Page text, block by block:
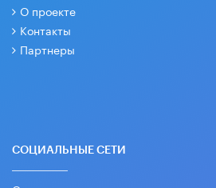
О проекте
Контакты
Партнеры
СОЦИАЛЬНЫЕ СЕТИ